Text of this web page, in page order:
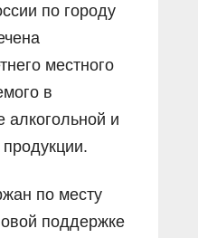
по городу
местного
в
алкогольной и
по месту
поддержке